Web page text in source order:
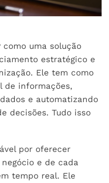
como uma solução
estratégico e
Ele tem como
de informações,
e automatizando
decisões. Tudo isso
por oferecer
e de cada
tempo real. Ele